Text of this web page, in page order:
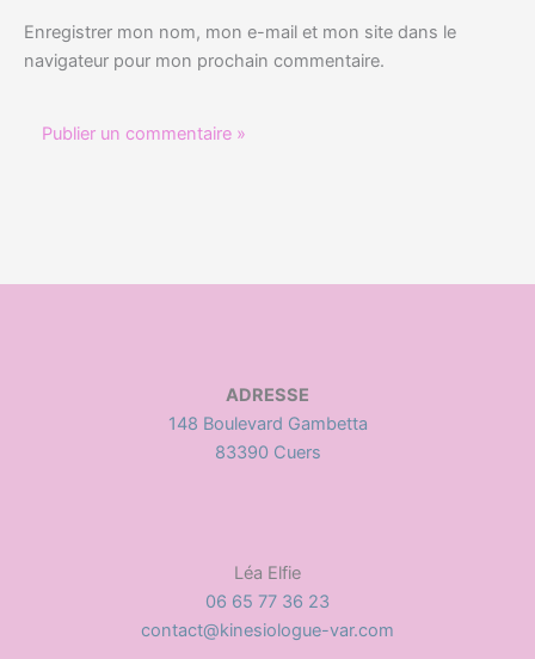
Enregistrer mon nom, mon e-mail et mon site dans le
navigateur pour mon prochain commentaire.
ADRESSE
148 Boulevard Gambetta
83390 Cuers
Léa Elfie
06 65 77 36 23
contact@kinesiologue-var.com